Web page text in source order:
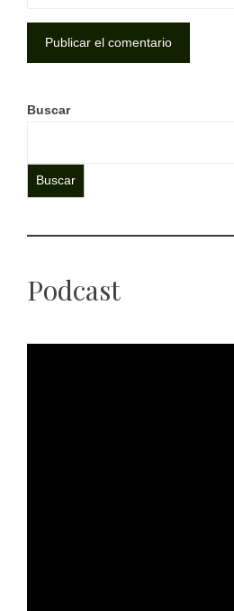
Buscar
Buscar
Podcast